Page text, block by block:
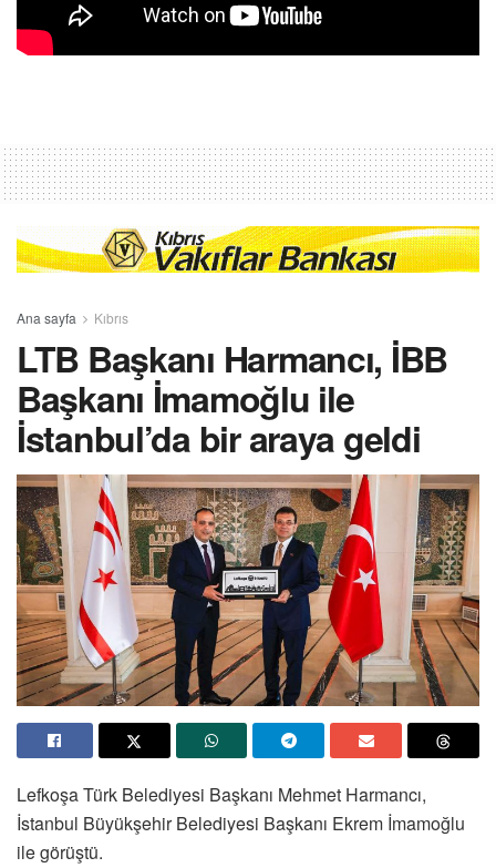
Ana sayfa Kıbrıs
LTB Başkanı Harmancı, İBB
Başkanı İmamoğlu ile
İstanbul’da bir araya geldi
Lefkoşa Türk Belediyesi Başkanı Mehmet Harmancı,
İstanbul Büyükşehir Belediyesi Başkanı Ekrem İmamoğlu
ile görüştü.